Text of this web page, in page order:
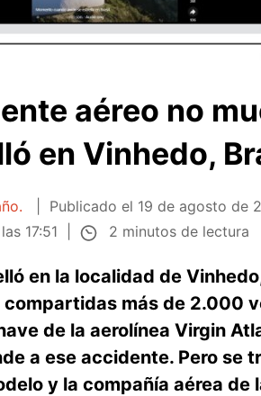
aéreo no
en Vinhedo,
Publicado el 19 de agosto de
17:51 2 minutos de lectura
en la localidad de
más de 2.000
de la aerolínea Virgin
a ese accidente. Pero se
y la compañía aérea de